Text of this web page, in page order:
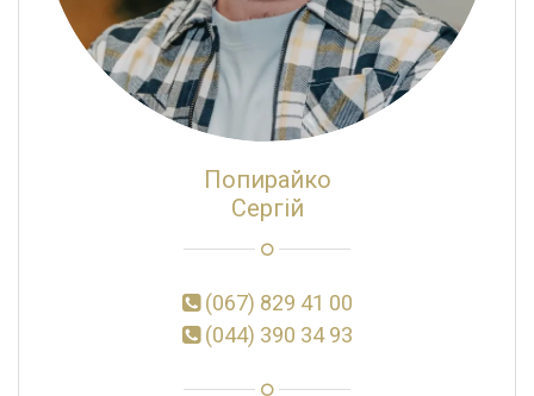
Попирайко
Сергій
(067) 829 41 00
(044) 390 34 93